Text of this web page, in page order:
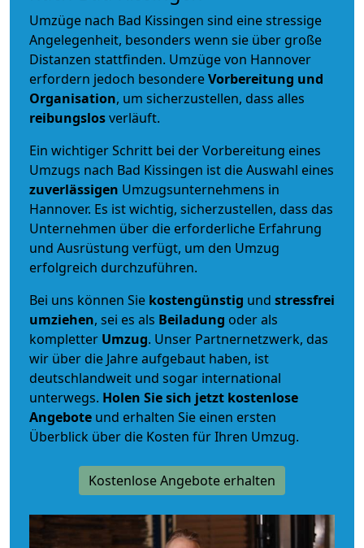
Umzüge nach Bad Kissingen sind eine stressige
Angelegenheit, besonders wenn sie über große
Distanzen stattfinden. Umzüge von Hannover
erfordern jedoch besondereVorbereitung und
Organisation, um sicherzustellen, dass alles
reibungslosverläuft.
Ein wichtiger Schritt bei der Vorbereitung eines
Umzugs nach Bad Kissingen ist die Auswahl eines
zuverlässigen Umzugsunternehmens in
Hannover. Es ist wichtig, sicherzustellen, dass das
Unternehmen über die erforderliche Erfahrung
und Ausrüstung verfügt, um den Umzug
erfolgreich durchzuführen.
Bei uns können Sie kostengünstig und stressfrei
umziehen, sei es als Beiladung oder als
kompletter Umzug. Unser Partnernetzwerk, das
wir über die Jahre aufgebaut haben, ist
deutschlandweit und sogar international
unterwegs. Holen Sie sich jetzt kostenlose
Angebote und erhalten Sie einen ersten
Überblick über die Kosten für Ihren Umzug.
Kostenlose Angebote erhalten